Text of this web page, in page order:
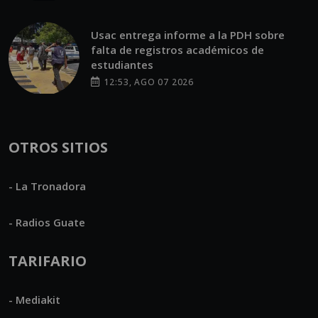
Usac entrega informe a la PDH sobre
falta de registros académicos de
estudiantes
12:53, AGO 07 2026
OTROS SITIOS
- La Tronadora
- Radios Guate
TARIFARIO
- Mediakit